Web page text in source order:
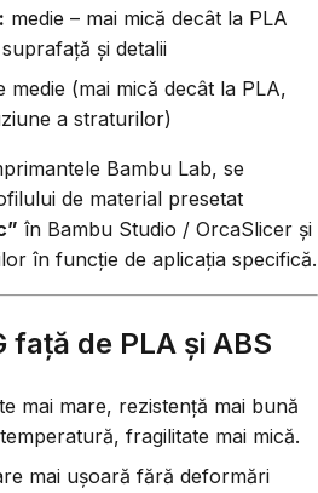
medie – mai mică decât la PLA
și detalii
medie (mai mică decât la PLA,
a straturilor)
Bambu Lab, se
de material presetat
în Bambu Studio / OrcaSlicer și
în funcție de aplicația specifică.
față de PLA și ABS
mai mare, rezistență mai bună
fragilitate mai mică.
mai ușoară fără deformări